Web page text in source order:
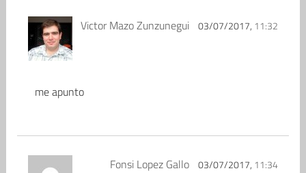
Victor Mazo Zunzunegui 03/07/2017, 11:32
me apunto
Fonsi Lopez Gallo 03/07/2017, 11:34